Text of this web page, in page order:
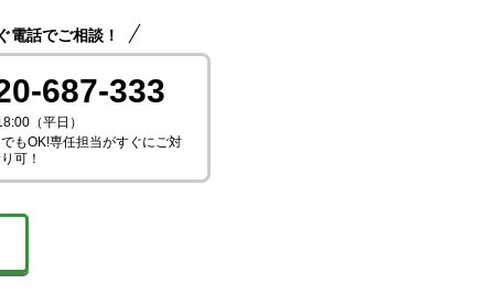
電話でご相談！
687-333
（平日）
もOK!専任担当がすぐにご対
可！